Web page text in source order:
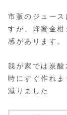
市販のジュー
すが、蜂蜜金
感があります。
我が家では炭
時にすぐ作れ
減りました